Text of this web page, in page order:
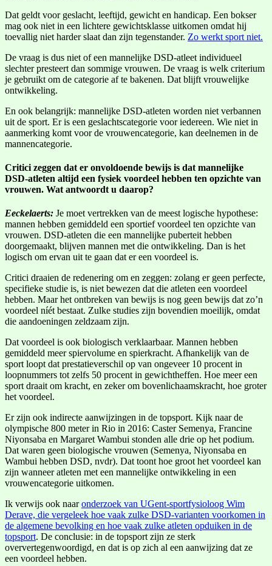
Dat geldt voor geslacht, leeftijd, gewicht en handicap. Een bokser
mag ook niet in een lichtere gewichtsklasse uitkomen omdat hij
toevallig niet harder slaat dan zijn tegenstander. Zo werkt sport niet.
De vraag is dus niet of een mannelijke DSD-atleet individueel
slechter presteert dan sommige vrouwen. De vraag is welk criterium
je gebruikt om de categorie af te bakenen. Dat blijft vrouwelijke
ontwikkeling.
En ook belangrijk: mannelijke DSD-atleten worden niet verbannen
uit de sport. Er is een geslachtscategorie voor iedereen. Wie niet in
aanmerking komt voor de vrouwencategorie, kan deelnemen in de
mannencategorie.
Critici zeggen dat er onvoldoende bewijs is dat mannelijke
DSD-atleten altijd een fysiek voordeel hebben ten opzichte van
vrouwen. Wat antwoordt u daarop?
Eeckelaerts: Je moet vertrekken van de meest logische hypothese:
mannen hebben gemiddeld een sportief voordeel ten opzichte van
vrouwen. DSD-atleten die een mannelijke puberteit hebben
doorgemaakt, blijven mannen met die ontwikkeling. Dan is het
logisch om ervan uit te gaan dat er een voordeel is.
Critici draaien de redenering om en zeggen: zolang er geen perfecte,
specifieke studie is, is niet bewezen dat die atleten een voordeel
hebben. Maar het ontbreken van bewijs is nog geen bewijs dat zo’n
voordeel níét bestaat. Zulke studies zijn bovendien moeilijk, omdat
die aandoeningen zeldzaam zijn.
Dat voordeel is ook biologisch verklaarbaar. Mannen hebben
gemiddeld meer spiervolume en spierkracht. Afhankelijk van de
sport loopt dat prestatieverschil op van ongeveer 10 procent in
loopnummers tot zelfs 50 procent in gewichtheffen. Hoe meer een
sport draait om kracht, en zeker om bovenlichaamskracht, hoe groter
het voordeel.
Er zijn ook indirecte aanwijzingen in de topsport. Kijk naar de
olympische 800 meter in Rio in 2016: Caster Semenya, Francine
Niyonsaba en Margaret Wambui stonden alle drie op het podium.
Dat waren geen biologische vrouwen (Semenya, Niyonsaba en
Wambui hebben DSD, nvdr). Dat toont hoe groot het voordeel kan
zijn wanneer atleten met een mannelijke ontwikkeling in een
vrouwencategorie uitkomen.
Ik verwijs ook naaronderzoek van UGent-sportfysioloog Wim
Derave, die vergeleek hoe vaak zulke DSD-varianten voorkomen in
de algemene bevolking en hoe vaak zulke atleten opduiken in de
topsport. De conclusie: in de topsport zijn ze sterk
oververtegenwoordigd, en dat is op zich al een aanwijzing dat ze
een voordeel hebben.